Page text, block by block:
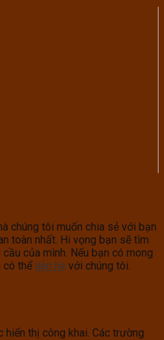
chúng tôi muốn chia sẻ với bạn
toàn nhất. Hi vọng bạn sẽ tìm
của mình. Nếu bạn có mong
có thể liên hệ với chúng tôi.
hiển thị công khai. Các trường